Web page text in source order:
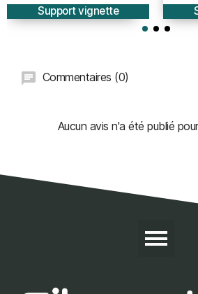
Support vignette
Commentaires (0)
Aucun avis n'a été publié